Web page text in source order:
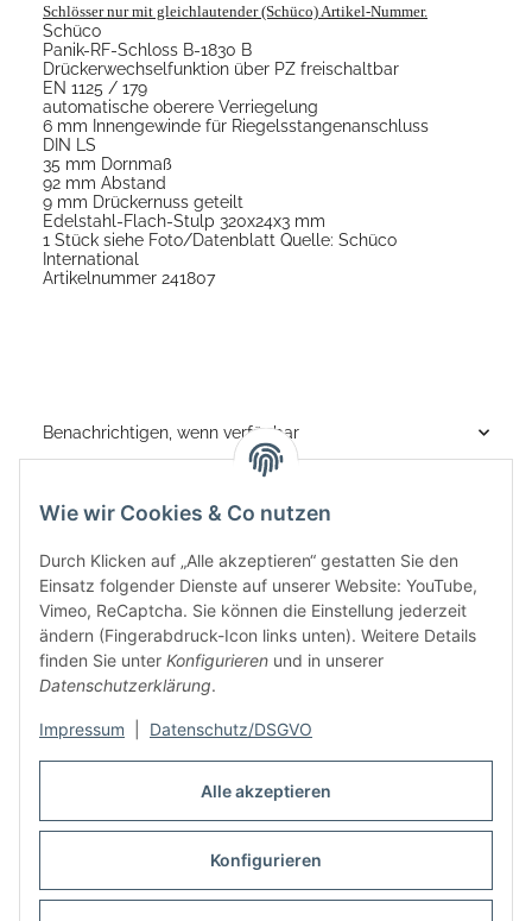
Alle akzeptieren
Konfigurieren
Wie wir Cookies & Co nutzen
Durch Klicken auf „Alle akzeptieren“ gestatten Sie den
Einsatz folgender Dienste auf unserer Website: YouTube,
Vimeo, ReCaptcha. Sie können die Einstellung jederzeit
ändern (Fingerabdruck-Icon links unten). Weitere Details
finden Sie unter Konfigurieren und in unserer
Datenschutzerklärung.
Impressum Datenschutz/DSGVO
Schlösser nur mit gleichlautender (Schüco) Artikel-Nummer.
Schüco
Panik-RF-Schloss B-1830 B
Drückerwechselfunktion über PZ freischaltbar
EN 1125 / 179
automatische oberere Verriegelung
6 mm Innengewinde für Riegelsstangenanschluss
DIN LS
35 mm Dornmaß
92 mm Abstand
9 mm Drückernuss geteilt
Edelstahl-Flach-Stulp 320x24x3 mm
1 Stück siehe Foto/Datenblatt Quelle: Schüco
International
Artikelnummer 241807
Benachrichtigen, wenn verfügbar
Informationen
Rechtliches
Vertrag widerrufen